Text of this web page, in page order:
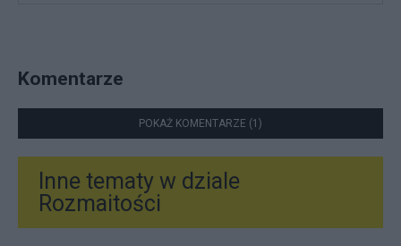
Komentarze
POKAŻ KOMENTARZE (1)
Inne tematy w dziale
Rozmaitości